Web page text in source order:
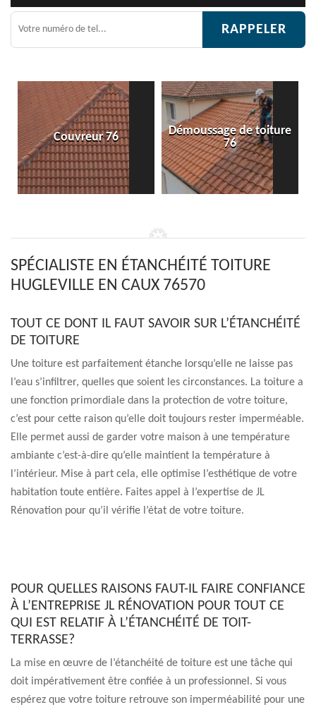
Couvreur 76
Démoussage de toiture
76
SPÉCIALISTE EN ÉTANCHÉITÉ TOITURE
HUGLEVILLE EN CAUX 76570
TOUT CE DONT IL FAUT SAVOIR SUR L’ÉTANCHÉITÉ
DE TOITURE
Une toiture est parfaitement étanche lorsqu’elle ne laisse pas
l’eau s’infiltrer, quelles que soient les circonstances. La toiture a
une fonction primordiale dans la protection de votre toiture,
c’est pour cette raison qu’elle doit toujours rester imperméable.
Elle permet aussi de garder votre maison à une température
ambiante c’est-à-dire qu’elle maintient la température à
l’intérieur. Mise à part cela, elle optimise l’esthétique de votre
habitation toute entière. Faites appel à l’expertise de JL
Rénovation pour qu’il vérifie l’état de votre toiture.
POUR QUELLES RAISONS FAUT-IL FAIRE CONFIANCE
À L’ENTREPRISE JL RÉNOVATION POUR TOUT CE
QUI EST RELATIF À L’ÉTANCHÉITÉ DE TOIT-
TERRASSE?
La mise en œuvre de l’étanchéité de toiture est une tâche qui
doit impérativement être confiée à un professionnel. Si vous
espérez que votre toiture retrouve son imperméabilité pour une